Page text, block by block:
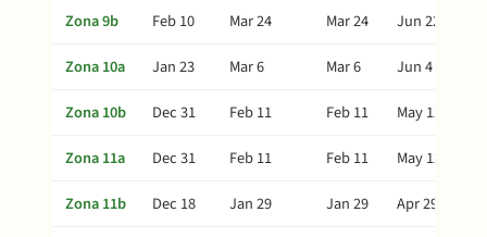
Zona 9b
Feb 10 Mar 24 Mar 24
Jun 22
Zona 10a
Jan 23 Mar 6 Mar 6
Jun 4
Zona 10b
Dec 31 Feb 11 Feb 11
May 12
Zona 11a
Dec 31 Feb 11 Feb 11
May 12
Zona 11b
Dec 18 Jan 29 Jan 29
Apr 29